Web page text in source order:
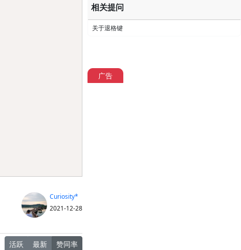
Curiosity*
2021-12-28
活跃 最新 赞同率
相关提问
关于退格键
广告